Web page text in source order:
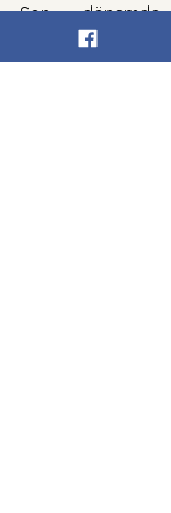
Son
KKTC’deki iş
çalışmaların iyi